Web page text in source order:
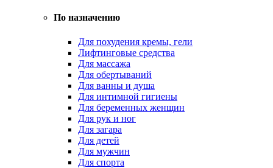
По назначению
Для похудения кремы, гели
Лифтинговые средства
Для массажа
Для обертываний
Для ванны и душа
Для интимной гигиены
Для беременных женщин
Для рук и ног
Для загара
Для детей
Для мужчин
Для спорта